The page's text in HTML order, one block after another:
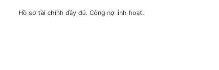
Hồ sơ tài chính đầy đủ. Công nợ linh hoạt.